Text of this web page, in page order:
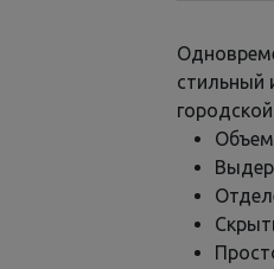
стильный